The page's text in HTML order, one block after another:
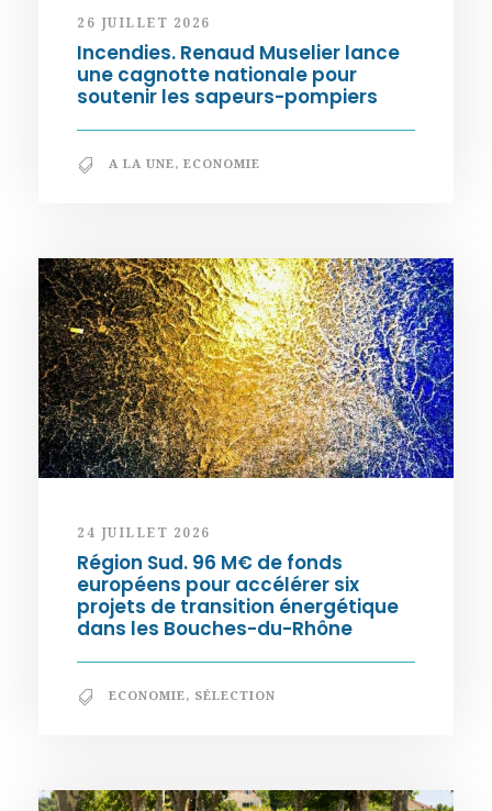
26 JUILLET 2026
Incendies. Renaud Muselier lance
une cagnotte nationale pour
soutenir les sapeurs-pompiers
A LA UNE, ECONOMIE
24 JUILLET 2026
Région Sud. 96 M€ de fonds
européens pour accélérer six
projets de transition énergétique
dans les Bouches-du-Rhône
ECONOMIE, SÉLECTION